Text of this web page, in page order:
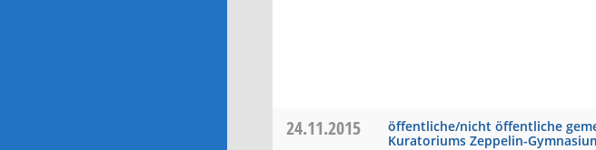
24.11.2015
öffentliche/nicht öffentliche
Kuratoriums Zeppelin-